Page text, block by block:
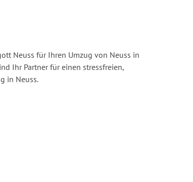
Neuss für Ihren Umzug von Neuss in
Ihr Partner für einen stressfreien,
in Neuss.